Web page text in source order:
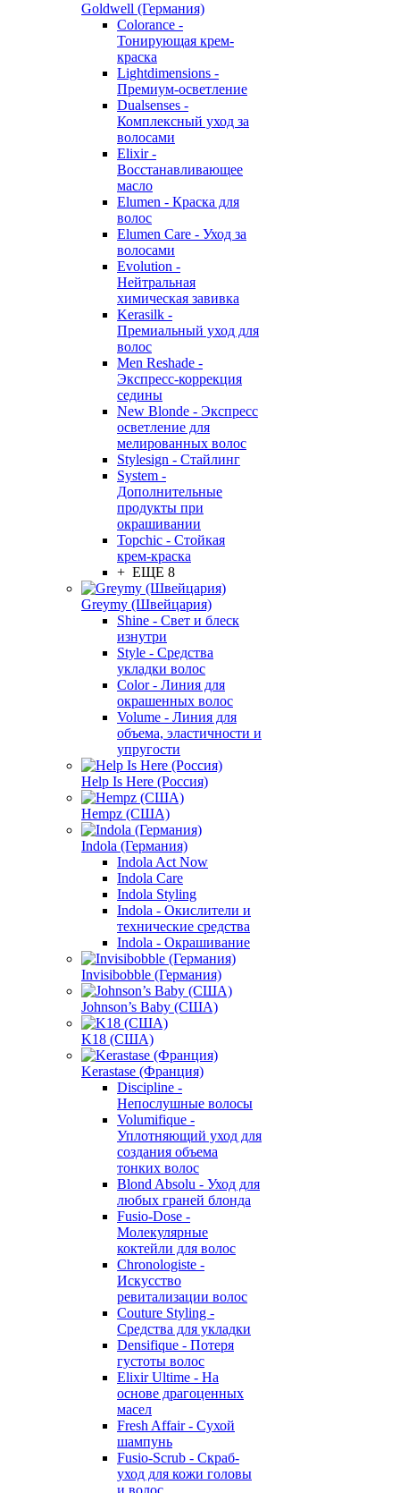
Goldwell (Германия)
Colorance -
Тонирующая крем-
краска
Lightdimensions -
Премиум-осветление
Dualsenses -
Комплексный уход за
волосами
Elixir -
Восстанавливающее
масло
Elumen - Краска для
волос
Elumen Care - Уход за
волосами
Evolution -
Нейтральная
химическая завивка
Kerasilk -
Премиальный уход для
волос
Men Reshade -
Экспресс-коррекция
седины
New Blonde - Экспресс
осветление для
мелированных волос
Stylesign - Стайлинг
System -
Дополнительные
продукты при
окрашивании
Topchic - Стойкая
крем-краска
+ ЕЩЕ 8
Greymy (Швейцария)
Shine - Свет и блеск
изнутри
Style - Средства
укладки волос
Color - Линия для
окрашенных волос
Volume - Линия для
объема, эластичности и
упругости
Help Is Here (Россия)
Hempz (США)
Indola (Германия)
Indola Act Now
Indola Care
Indola Styling
Indola - Окислители и
технические средства
Indola - Окрашивание
Invisibobble (Германия)
Johnson’s Baby (США)
K18 (США)
Kerastase (Франция)
Discipline -
Непослушные волосы
Volumifique -
Уплотняющий уход для
создания объема
тонких волос
Blond Absolu - Уход для
любых граней блонда
Fusio-Dose -
Молекулярные
коктейли для волос
Chronologiste -
Искусство
ревитализации волос
Couture Styling -
Средства для укладки
Densifique - Потеря
густоты волос
Elixir Ultime - На
основе драгоценных
масел
Fresh Affair - Сухой
шампунь
Fusio-Scrub - Скраб-
уход для кожи головы
и волос